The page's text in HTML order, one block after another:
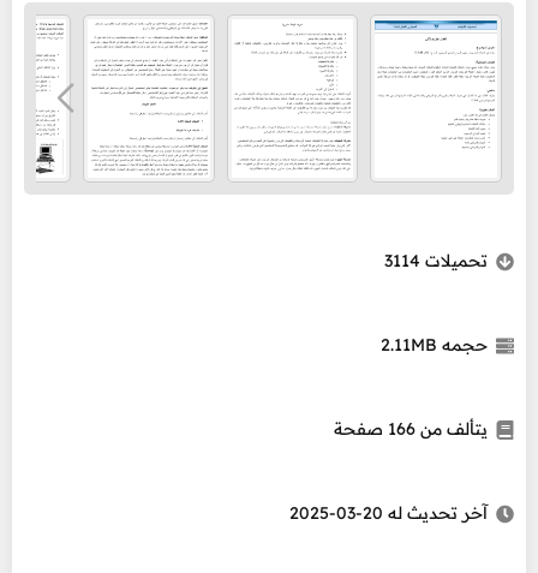
تحميلات 3114
حجمه 2.11MB
يتألف من 166 صفحة
آخر تحديث له 20-03-2025